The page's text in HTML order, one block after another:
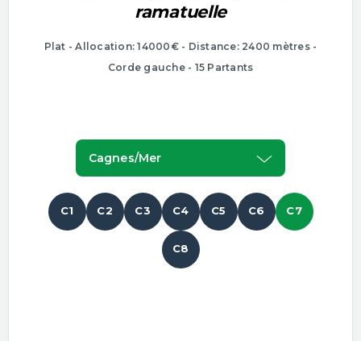
ramatuelle
Plat - Allocation: 14000€ - Distance: 2400 mètres -
Corde gauche - 15 Partants
Cagnes/mer
C1 C2 C3 C4 C5 C6 C7
C8